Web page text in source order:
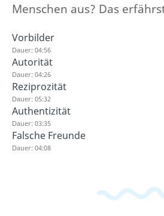
Menschen aus? Das
Vorbilder
Dauer: 04:56
Autorität
Dauer: 04:26
Reziprozität
Dauer: 05:32
Authentizität
Dauer: 03:35
Falsche Freunde
Dauer: 04:08